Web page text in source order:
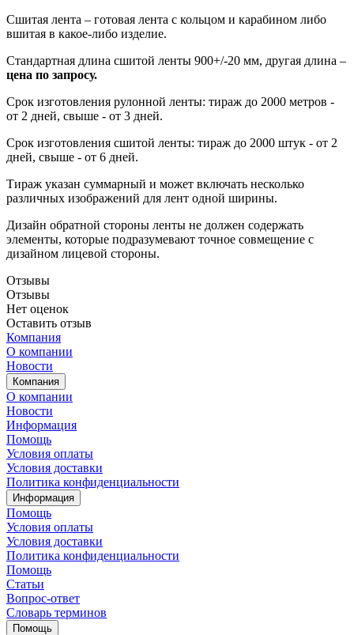
Сшитая лента – готовая лента с кольцом и карабином либо
вшитая в какое-либо изделие.
Стандартная длина сшитой ленты 900+/-20 мм, другая длина –
цена по запросу.
Срок изготовления рулонной ленты: тираж до 2000 метров -
от 2 дней, свыше - от 3 дней.
Срок изготовления сшитой ленты: тираж до 2000 штук - от 2
дней, свыше - от 6 дней.
Тираж указан суммарный и может включать несколько
различных изображений для лент одной ширины.
Дизайн обратной стороны ленты не должен содержать
элементы, которые подразумевают точное совмещение с
дизайном лицевой стороны.
Отзывы
Отзывы
Нет оценок
Оставить отзыв
Компания
О компании
Новости
Компания
О компании
Новости
Информация
Помощь
Условия оплаты
Условия доставки
Политика конфиденциальности
Информация
Помощь
Условия оплаты
Условия доставки
Политика конфиденциальности
Помощь
Статьи
Вопрос-ответ
Словарь терминов
Помощь